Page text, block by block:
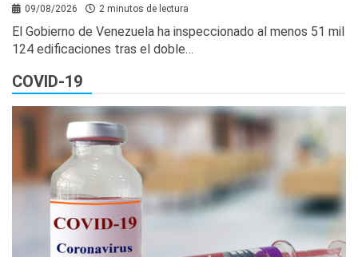
09/08/2026 2 minutos de lectura
El Gobierno de Venezuela ha inspeccionado al menos 51 mil
124 edificaciones tras el doble…
COVID-19